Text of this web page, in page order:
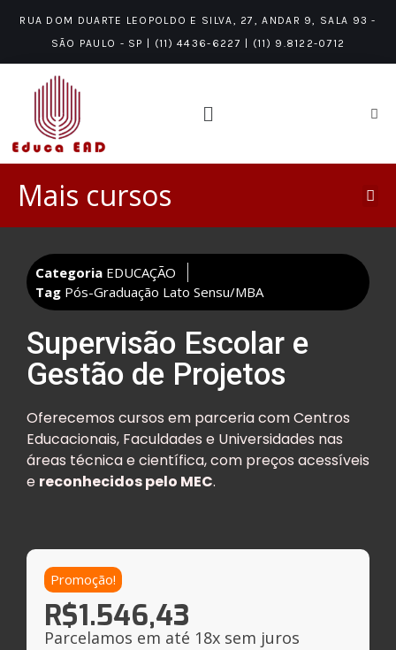
RUA DOM DUARTE LEOPOLDO E SILVA, 27, ANDAR 9, SALA 93 -
SÃO PAULO - SP | (11) 4436-6227 | (11) 9.8122-0712
Mais cursos
Categoria EDUCAÇÃO
Tag Pós-Graduação Lato Sensu/MBA
Supervisão Escolar e
Gestão de Projetos
Oferecemos cursos em parceria com Centros
Educacionais, Faculdades e Universidades nas
áreas técnica e científica, com preços acessíveis
e reconhecidos pelo MEC.
Promoção!
R$1.546,43
Parcelamos em até 18x sem juros